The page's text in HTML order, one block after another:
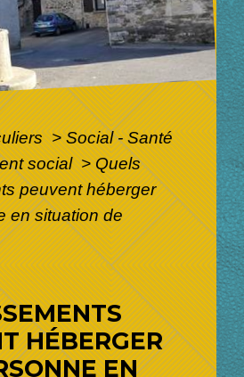
> Social - Santé
social> Quels
peuvent héberger
en situation de
HÉBERGER
EN